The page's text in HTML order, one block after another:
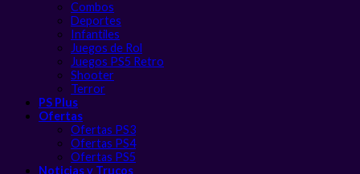
Combos
Deportes
Infantiles
Juegos de Rol
Juegos PS5 Retro
Shooter
Terror
PS Plus
Ofertas
Ofertas PS3
Ofertas PS4
Ofertas PS5
Noticias y Trucos